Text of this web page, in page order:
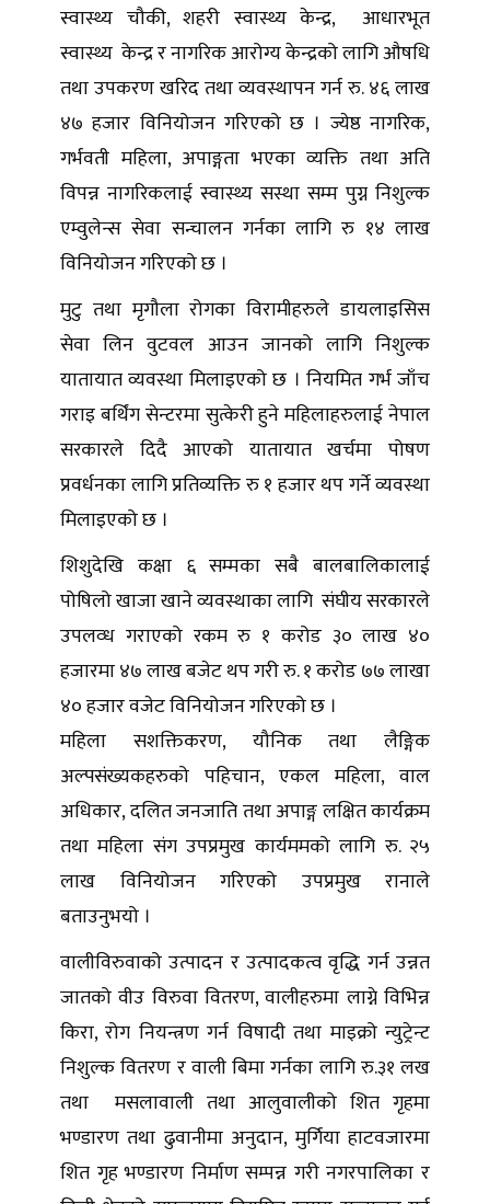
स्वास्थ्य चौकी, शहरी स्वास्थ्य केन्द्र, आधारभूत
स्वास्थ्य केन्द्र र नागरिक आरोग्य केन्द्रको लागि औषधि
तथा उपकरण खरिद तथा व्यवस्थापन गर्न रु. ४६ लाख
४७ हजार विनियोजन गरिएको छ । ज्येष्ठ नागरिक,
गर्भवती महिला, अपाङ्गता भएका व्यक्ति तथा अति
विपन्न नागरिकलाई स्वास्थ्य सस्था सम्म पुग्न निशुल्क
एम्वुलेन्स सेवा सन्चालन गर्नका लागि रु १४ लाख
विनियोजन गरिएको छ ।
मुटु तथा मृगौला रोगका विरामीहरुले डायलाइसिस
सेवा लिन वुटवल आउन जानको लागि निशुल्क
यातायात व्यवस्था मिलाइएको छ । नियमित गर्भ जाँच
गराइ बर्थिंग सेन्टरमा सुत्केरी हुने महिलाहरुलाई नेपाल
सरकारले दिदै आएको यातायात खर्चमा पोषण
प्रवर्धनका लागि प्रतिव्यक्ति रु १ हजार थप गर्ने व्यवस्था
मिलाइएको छ ।
शिशुदेखि कक्षा ६ सम्मका सबै बालबालिकालाई
पोषिलो खाजा खाने व्यवस्थाका लागि संघीय सरकारले
उपलव्ध गराएको रकम रु १ करोड ३० लाख ४०
हजारमा ४७ लाख बजेट थप गरी रु. १ करोड ७७ लाखा
४० हजार वजेट विनियोजन गरिएको छ ।
महिला सशक्तिकरण, यौनिक तथा लैङ्गिक
अल्पसंख्यकहरुको पहिचान, एकल महिला, वाल
अधिकार, दलित जनजाति तथा अपाङ्ग लक्षित कार्यक्रम
तथा महिला संग उपप्रमुख कार्यममको लागि रु. २५
लाख विनियोजन गरिएको उपप्रमुख रानाले
बताउनुभयो ।
वालीविरुवाको उत्पादन र उत्पादकत्व वृद्धि गर्न उन्नत
जातको वीउ विरुवा वितरण, वालीहरुमा लाग्ने विभिन्न
किरा, रोग नियन्त्रण गर्न विषादी तथा माइक्रो न्युट्रेन्ट
निशुल्क वितरण र वाली बिमा गर्नका लागि रु.३१ लख
तथा मसलावाली तथा आलुवालीको शित गृहमा
भण्डारण तथा ढुवानीमा अनुदान, मुर्गिया हाटवजारमा
शित गृह भण्डारण निर्माण सम्पन्न गरी नगरपालिका र